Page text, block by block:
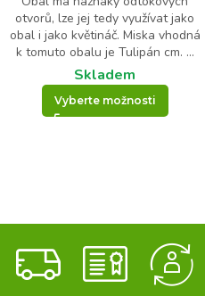
otvorů, lze jej tedy využívat jako
obal i jako květináč. Miska vhodná
k tomuto obalu je Tulipán cm. ...
Skladem
Vyberte možnosti